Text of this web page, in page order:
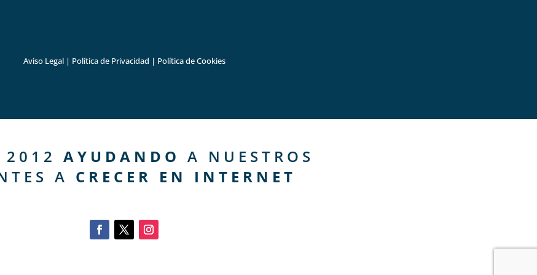
Aviso Legal| Política de Privacidad | Política de Cookies
2012 AYUDANDO A NUESTROS
A CRECER EN INTERNET